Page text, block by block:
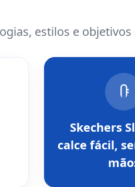
estilos e
Skechers
calce fácil,